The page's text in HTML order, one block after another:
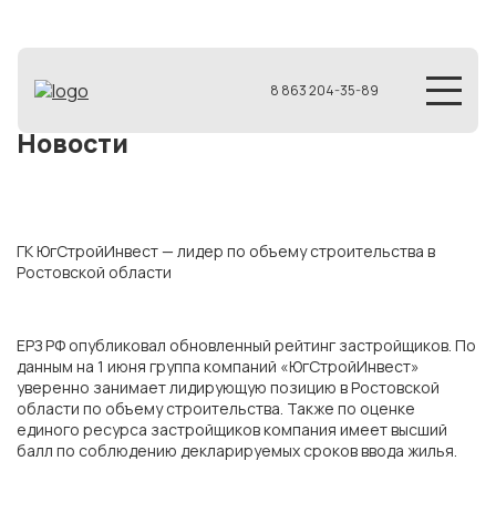
8 863 204-35-89
Новости
ГК ЮгСтройИнвест — лидер по объему строительства в
Ростовской области
ЕРЗ РФ опубликовал обновленный рейтинг застройщиков. По
данным на 1 июня группа компаний «ЮгСтройИнвест»
уверенно занимает лидирующую позицию в Ростовской
области по объему строительства. Также по оценке
единого ресурса застройщиков компания имеет высший
балл по соблюдению декларируемых сроков ввода жилья.